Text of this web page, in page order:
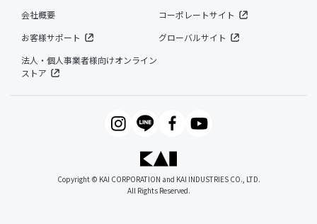
会社概要
コーポレートサイト
お客様サポート
グローバルサイト
法人・個人事業者様向けオンライン
ストア
Copyright © KAI CORPORATION and KAI INDUSTRIES CO., LTD.
All Rights Reserved.